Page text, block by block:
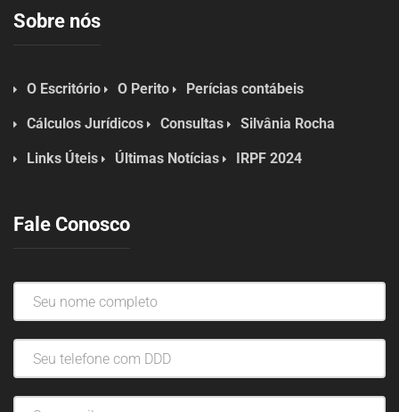
Sobre nós
O Escritório O Perito Perícias contábeis
Cálculos Jurídicos Consultas Silvânia Rocha
Links Úteis Últimas Notícias IRPF 2024
Fale Conosco